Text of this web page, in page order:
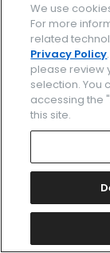
MY CITIZEN シ
メールマガジン
GLOBAL
プ
We use
For more
related
Privacy Policy
please review
selection. You
accessing the
this site.